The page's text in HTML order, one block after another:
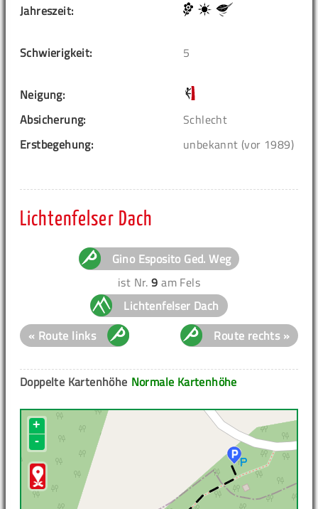
Jahreszeit:
Schwierigkeit: 5
Neigung:
Absicherung:
Schlecht
Erstbegehung:
unbekannt (vor 1989)
Lichtenfelser Dach
Gino Esposito Ged. Weg
ist Nr.9 am Fels
Lichtenfelser Dach
« Route links
Route rechts »
Normale Kartenhöhe
Doppelte Kartenhöhe
+
-